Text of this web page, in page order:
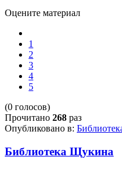
Оцените материал
1
2
3
4
5
(0 голосов)
Прочитано 268 раз
Опубликовано в:
Библиотека Щукина